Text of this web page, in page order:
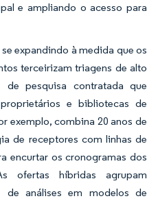
e ampliando o acesso para
expandindo à medida que os
terceirizam triagens de alto
de pesquisa contratada que
e bibliotecas de
exemplo, combina 20 anos de
de receptores com linhas de
encurtar os cronogramas dos
ofertas híbridas agrupam
de análises em modelos de